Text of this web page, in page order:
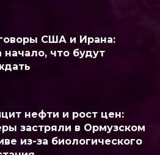
США и Ирана:
начало, что будут
нефти и рост цен:
застряли в Ормузском
из-за биологического